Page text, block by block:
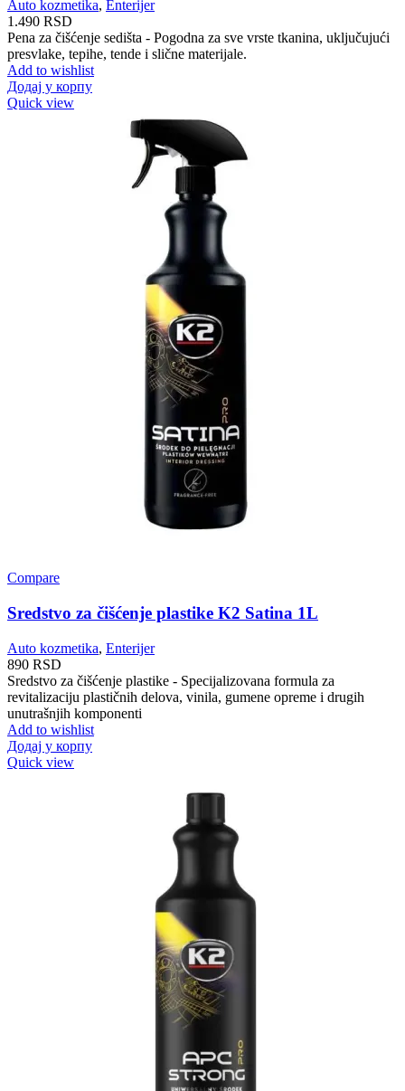
Auto kozmetika, Enterijer
1.490 RSD
Pena za čišćenje sedišta - Pogodna za sve vrste tkanina, uključujući
presvlake, tepihe, tende i slične materijale.
Add to wishlist
Додај у корпу
Quick view
Compare
Sredstvo za čišćenje plastike K2 Satina 1L
Auto kozmetika, Enterijer
890 RSD
Sredstvo za čišćenje plastike - Specijalizovana formula za
revitalizaciju plastičnih delova, vinila, gumene opreme i drugih
unutrašnjih komponenti
Add to wishlist
Додај у корпу
Quick view